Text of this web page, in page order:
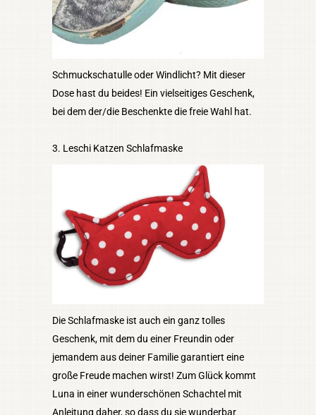
Schmuckschatulle oder Windlicht? Mit dieser
Dose hast du beides! Ein vielseitiges Geschenk,
bei dem der/die Beschenkte die freie Wahl hat.
3. Leschi Katzen Schlafmaske
Die Schlafmaske ist auch ein ganz tolles
Geschenk, mit dem du einer Freundin oder
jemandem aus deiner Familie garantiert eine
große Freude machen wirst! Zum Glück kommt
Luna in einer wunderschönen Schachtel mit
Anleitung daher, so dass du sie wunderbar